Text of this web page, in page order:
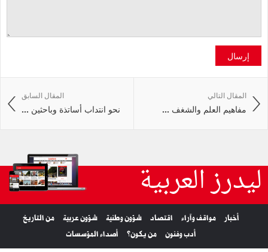
إرسال
المقال السابق
نحو انتداب أساتذة وباحثين ...
المقال التالي
مفاهيم العلم والشغف ...
ليدرز العربية
أخبار مواقف وآراء اقتصاد شؤون وطنية شؤون عربية
من التاريخ
أدب وفنون
من يكون؟ أصداء المؤسسات